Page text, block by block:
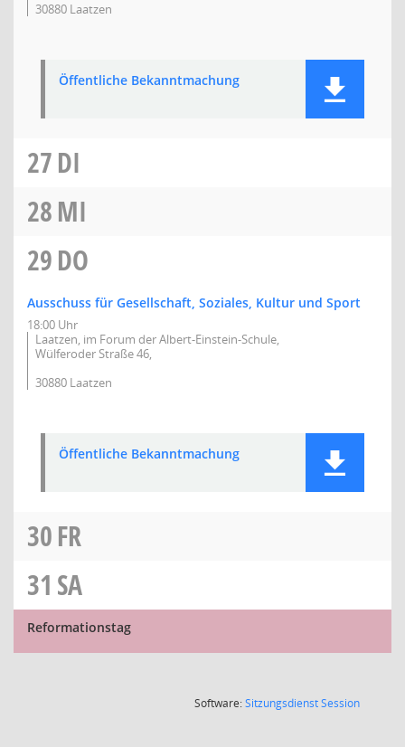
30880 Laatzen
Öffentliche Bekanntmachung
27DI
28MI
29DO
Ausschuss für Gesellschaft, Soziales, Kultur und Sport
18:00 Uhr
Laatzen, im Forum der Albert-Einstein-Schule,
Wülferoder Straße 46,
30880 Laatzen
Öffentliche Bekanntmachung
30FR
31 SA
Reformationstag
Software:SitzungsdienstSession(Wird in